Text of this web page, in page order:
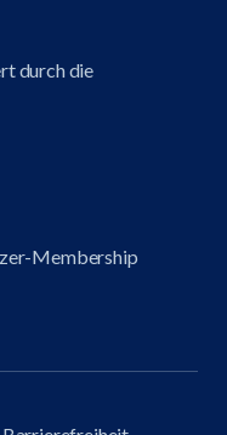
durch die
Membership